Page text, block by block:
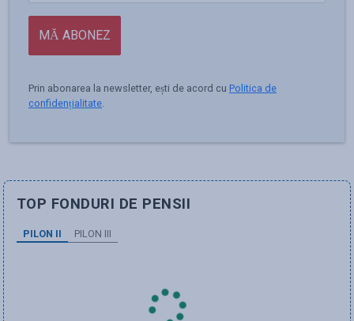
MĂ ABONEZ
Prin abonarea la newsletter, ești de acord cu Politica de
confidențialitate
TOP FONDURI DE PENSII
PILON II PILON III